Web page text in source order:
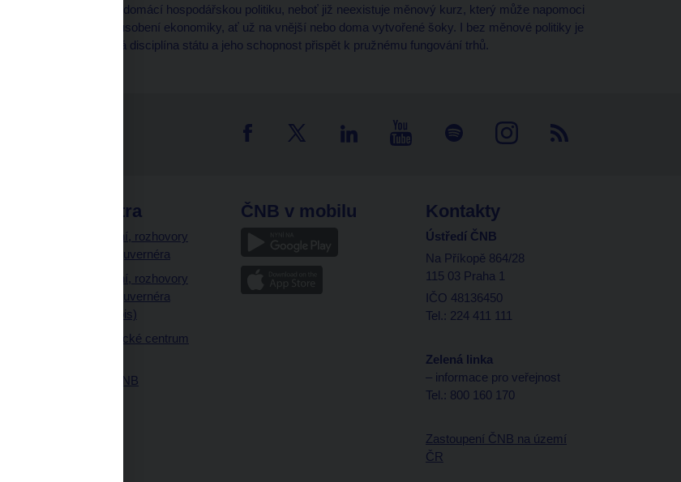
náročnější prostředí pro domácí hospodářskou politiku, neboť již neexistuje měnový kurz, který může napomoci
hladšímu průběhu přizpůsobení ekonomiky, ať už na vnější nebo doma vytvořené šoky. I bez měnové politiky je
zcela klíčová rozpočtová disciplína státu a jeho schopnost přispět k pružnému fungování trhů.
ČNB extra
Vystoupení, rozhovory
a články guvernéra
Vystoupení, rozhovory
a články guvernéra
(úplný výpis)
Návštěvnické centrum
Historie ČNB
ČNB v mobilu Kontakty
Ústředí ČNB
Na Příkopě 864/28
115 03 Praha 1
IČO 48136450
Tel.: 224 411 111
Zelená linka
– informace pro veřejnost
Tel.: 800 160 170
Zastoupení ČNB na území
ČR